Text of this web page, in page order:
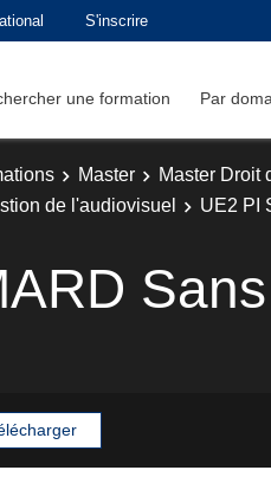
S'inscrire
une formation Par
Master
Master Droit
de l'audiovisuel
UE2 PI